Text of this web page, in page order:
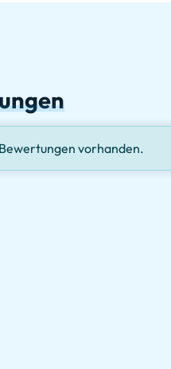
vorhanden.